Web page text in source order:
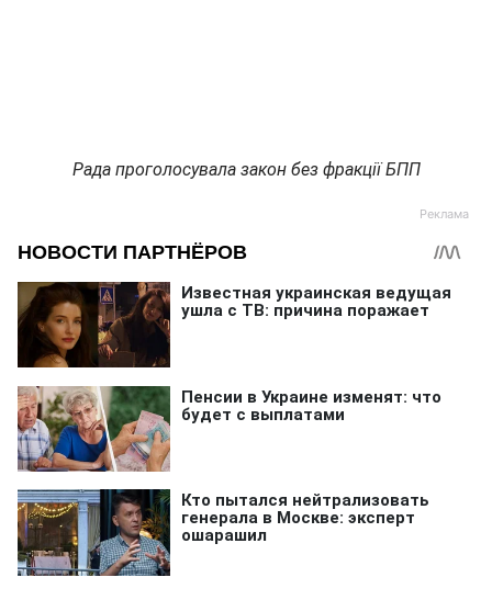
Рада проголосувала закон без фракції БПП